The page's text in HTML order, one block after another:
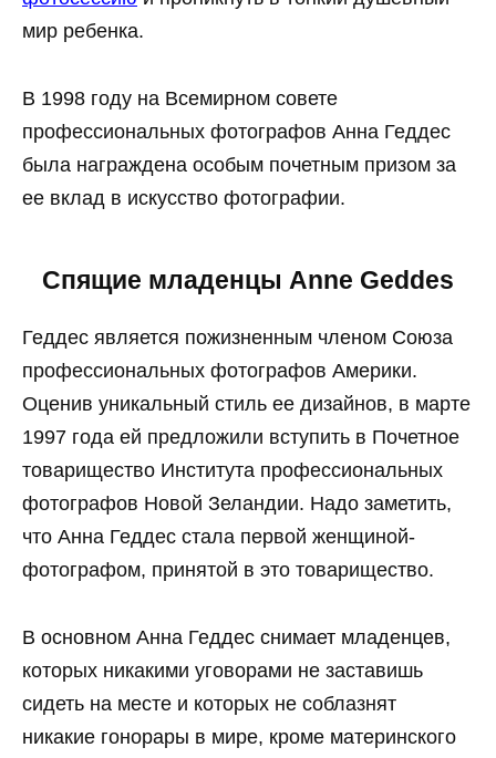
мир ребенка.
В 1998 году на Всемирном совете
профессиональных фотографов Анна Геддес
была награждена особым почетным призом за
ее вклад в искусство фотографии.
Спящие младенцы Anne Geddes
Геддес является пожизненным членом Союза
профессиональных фотографов Америки.
Оценив уникальный стиль ее дизайнов, в марте
1997 года ей предложили вступить в Почетное
товарищество Института профессиональных
фотографов Новой Зеландии. Надо заметить,
что Анна Геддес стала первой женщиной-
фотографом, принятой в это товарищество.
В основном Анна Геддес снимает младенцев,
которых никакими уговорами не заставишь
сидеть на месте и которых не соблазнят
никакие гонорары в мире, кроме материнского